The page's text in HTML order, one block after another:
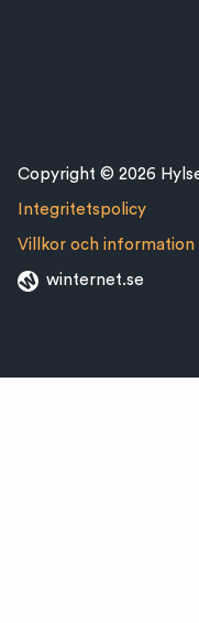
Copyright © 2026
Integritetspolicy
Villkor och information
winternet.se